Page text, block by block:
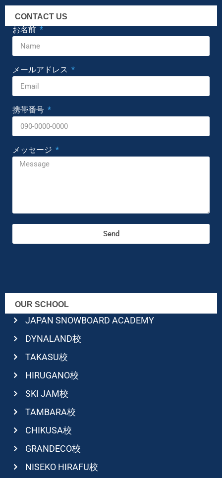
CONTACT US
お名前
メールアドレス
携帯番号
メッセージ
Send
OUR SCHOOL
JAPAN SNOWBOARD ACADEMY
DYNALAND校
TAKASU校
HIRUGANO校
SKI JAM校
TAMBARA校
CHIKUSA校
GRANDECO校
NISEKO HIRAFU校